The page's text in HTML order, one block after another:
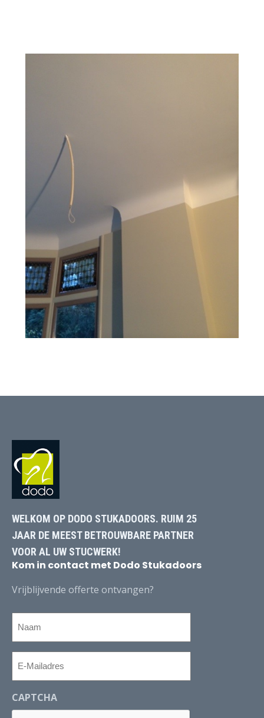
WELKOM OP DODO STUKADOORS. RUIM 25
JAAR DE MEEST BETROUWBARE PARTNER
VOOR AL UW STUCWERK!
Kom in contact met Dodo Stukadoors
Vrijblijvende offerte ontvangen?
Mailadres
CAPTCHA